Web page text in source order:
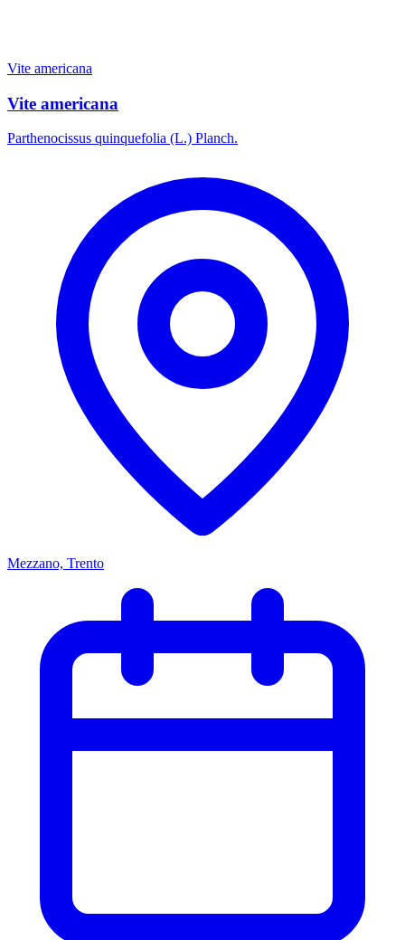
Vite americana
Vite americana
Parthenocissus quinquefolia (L.) Planch.
Mezzano, Trento